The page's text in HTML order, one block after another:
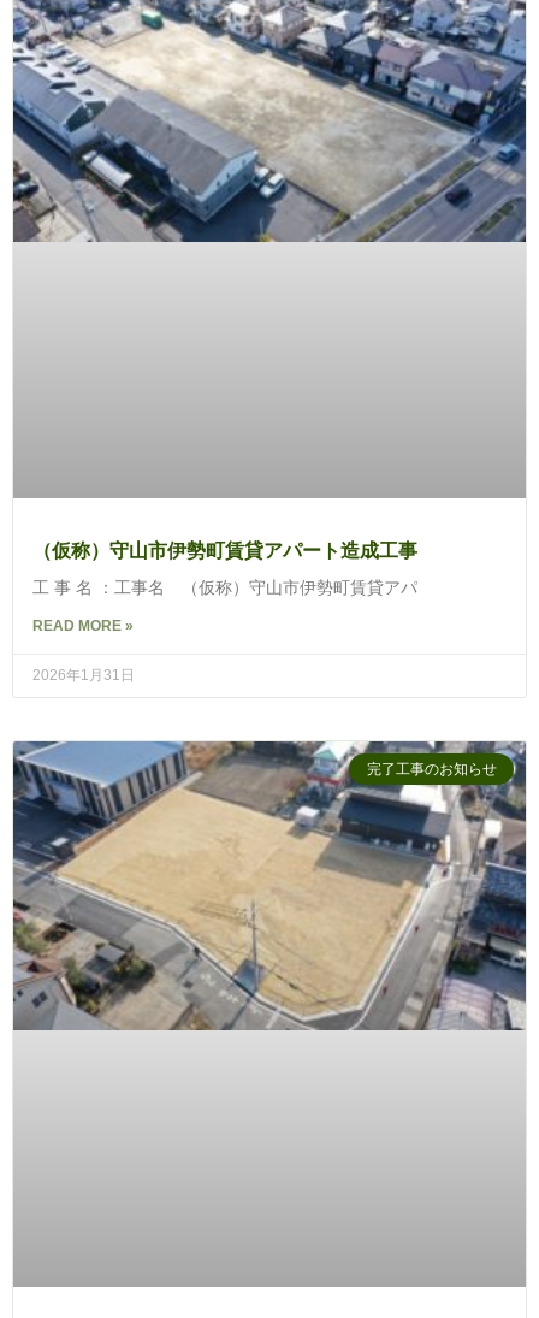
（仮称）守山市伊勢町賃貸アパート造成工事
工 事 名 ：工事名 （仮称）守山市伊勢町賃貸アパ
READ MORE »
2026年1月31日
完了工事のお知らせ